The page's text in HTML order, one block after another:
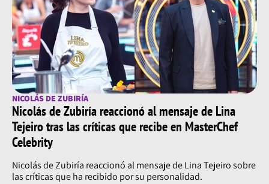
NICOLÁS DE ZUBIRÍA
Nicolás de Zubiría reaccionó al mensaje de Lina
Tejeiro tras las críticas que recibe en MasterChef
Celebrity
Nicolás de Zubiría reaccionó al mensaje de Lina Tejeiro sobre
las críticas que ha recibido por su personalidad.